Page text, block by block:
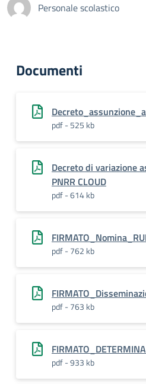
Personale scolastico
Documenti
pdf - 525 kb
Decreto di variazione
PNRR CLOUD
pdf - 614 kb
pdf - 762 kb
pdf - 763 kb
pdf - 933 kb